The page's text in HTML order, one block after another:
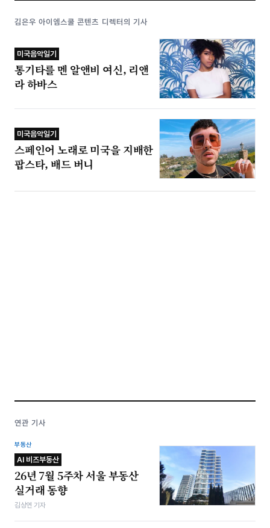
김은우 아이엠스쿨 콘텐츠 디렉터의 기사
미국음악일기
통기타를 멘 알앤비 여신, 리앤
라 하바스
미국음악일기
스페인어 노래로 미국을 지배한
팝스타, 배드 버니
연관 기사
부동산
AI 비즈부동산
26년 7월 5주차 서울 부동산
실거래 동향
김상연 기자